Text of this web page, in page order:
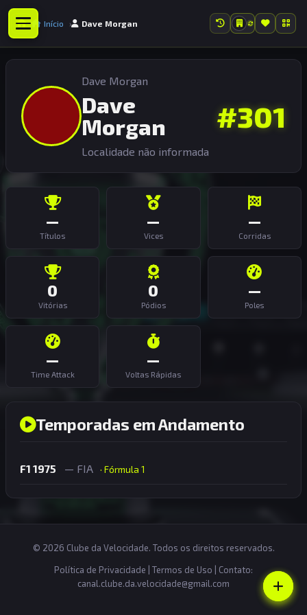
Início Dave Morgan
Dave Morgan
Dave
Morgan
Localidade não informada
#301
—
Títulos
—
Vices
—
Corridas
0
Vitórias
0
Pódios
—
Poles
—
Time Attack
—
Voltas Rápidas
Temporadas em Andamento
F1 1975 — FIA · Fórmula 1
© 2026 Clube da Velocidade. Todos os direitos reservados.
Política de Privacidade
Termos de Uso | Contato:
canal.clube.da.velocidade@gmail.com